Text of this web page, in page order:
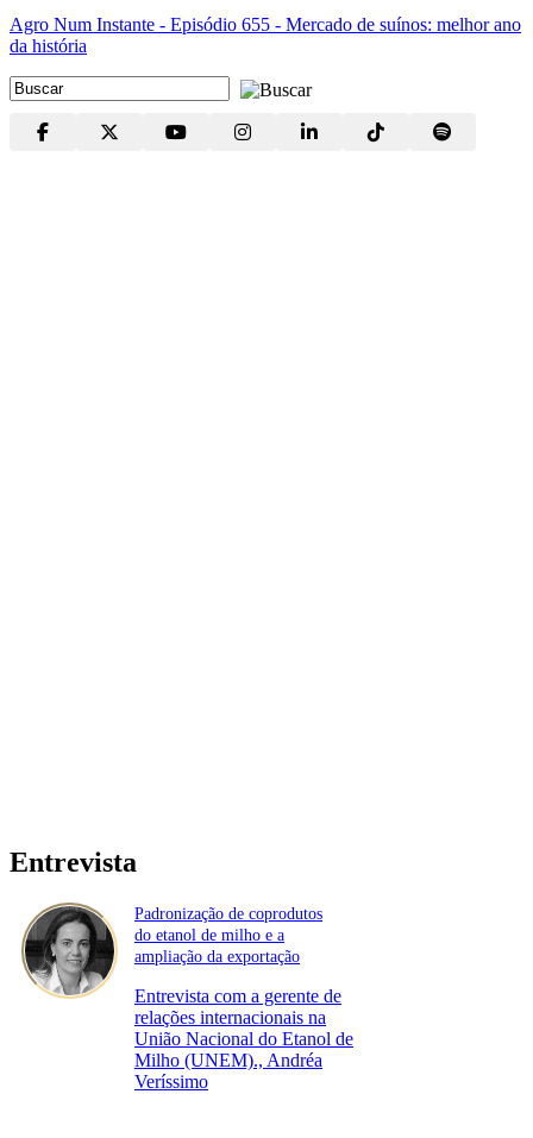
Agro Num Instante - Episódio 655 - Mercado de suínos: melhor ano
da história
Entrevista
Padronização de coprodutos
do etanol de milho e a
ampliação da exportação
Entrevista com a gerente de
relações internacionais na
União Nacional do Etanol de
Milho (UNEM)., Andréa
Veríssimo